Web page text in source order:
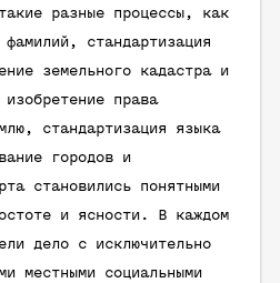
разные процессы, как
стандартизация
земельного кадастра и
права
стандартизация языка
городов и
становились понятными
и ясности. В каждом
дело с исключительно
местными социальными